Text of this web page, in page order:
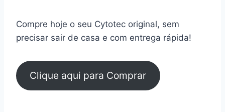
Compre hoje o seu Cytotec original, sem
precisar sair de casa e com entrega rápida!
Clique aqui para Comprar